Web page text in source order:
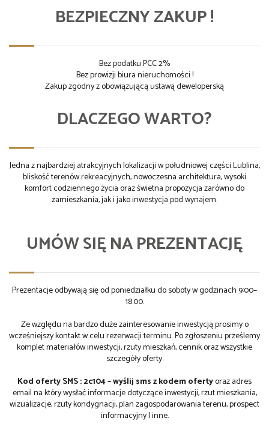
BEZPIECZNY ZAKUP !
Bez podatku PCC 2%
Bez prowizji biura nieruchomości !
Zakup zgodny z obowiązującą ustawą deweloperską
DLACZEGO WARTO?
Jedna z najbardziej atrakcyjnych lokalizacji w południowej części Lublina,
bliskość terenów rekreacyjnych, nowoczesna architektura, wysoki
komfort codziennego życia oraz świetna propozycja zarówno do
zamieszkania, jak i jako inwestycja pod wynajem.
UMÓW SIĘ NA PREZENTACJĘ
Prezentacje odbywają się od poniedziałku do soboty w godzinach 9:00–
18:00.
Ze względu na bardzo duże zainteresowanie inwestycją prosimy o
wcześniejszy kontakt w celu rezerwacji terminu. Po zgłoszeniu prześlemy
komplet materiałów inwestycji, rzuty mieszkań, cennik oraz wszystkie
szczegóły oferty.
Kod oferty SMS : 2c104 – wyślij sms z kodem ofertyoraz adres
email na który wysłać informacje dotyczące inwestycji, rzut mieszkania,
wizualizacje, rzuty kondygnacji, plan zagospodarowania terenu, prospect
informacyjny I inne.